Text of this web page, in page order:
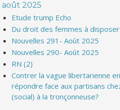
août 2025
Etude trump Echo
Du droit des femmes à
Nouvelles 291- Août 2025
Nouvelles 290- Août 2025
RN (2)
Contrer la vague libertarienne
répondre face aux partisans
(social) à la tronçonneuse?